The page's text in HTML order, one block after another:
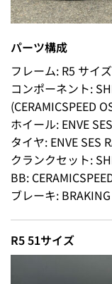
パーツ構成
フレーム: R5 サイ
コンポーネント:
(CERAMICSPEED
ホイール: ENVE
タイヤ: ENVE SES
クランクセット:
BB:
ブレーキ:
R5 51サイズ